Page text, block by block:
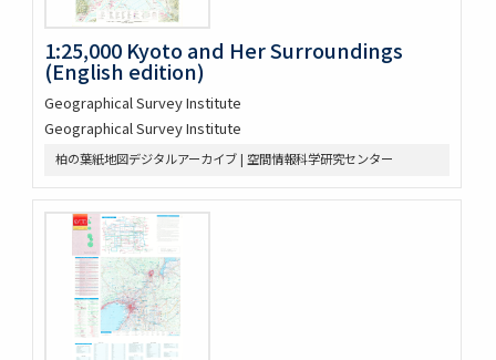
1:25,000 Kyoto and Her Surroundings
(English edition)
Geographical Survey Institute
Geographical Survey Institute
柏の葉紙地図デジタルアーカイブ | 空間情報科学研究センター